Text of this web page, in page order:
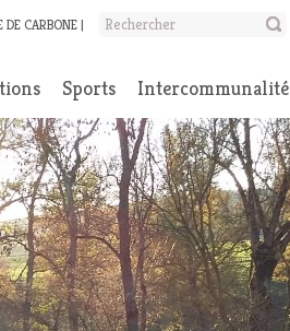
DE CARBONE
Sports Intercommunalité